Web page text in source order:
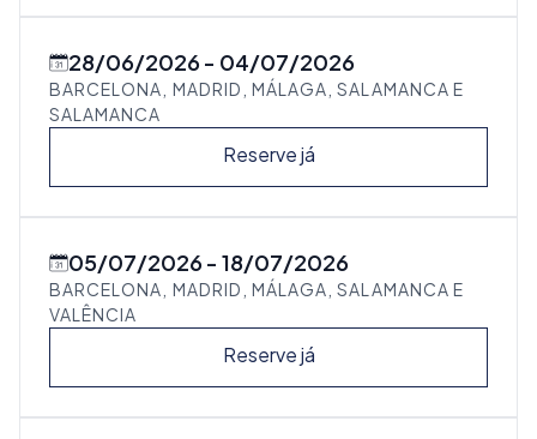
28/06/2026 04/07/2026
BARCELONA, MADRID, MÁLAGA, SALAMANCA E
SALAMANCA
Reserve já
05/07/2026 18/07/2026
BARCELONA, MADRID, MÁLAGA, SALAMANCA E
VALÊNCIA
Reserve já